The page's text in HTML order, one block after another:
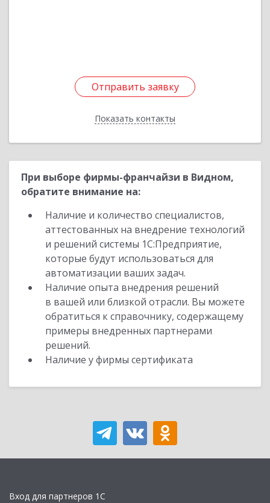
Отправить заявку
Показать контакты
Отправить заявку
Назад
При выборе фирмы-франчайзи в Видном,
обратите внимание на:
Наличие и количество специалистов,
аттестованных на внедрение технологий
и решений системы 1С:Предприятие,
которые будут использоваться для
автоматизации ваших задач.
Наличие опыта внедрения решений
в вашей или близкой отрасли. Вы можете
обратиться к справочнику, содержащему
примеры внедренных партнерами
решений.
Наличие у фирмы сертификата
Вход для партнеров 1С